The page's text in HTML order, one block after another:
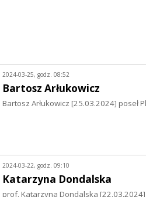
2024-03-25, godz. 08:52
Bartosz Arłukowicz
Bartosz Arłukowicz [25.03.2024] poseł
2024-03-22, godz. 09:10
Katarzyna Dondalska
prof. Katarzyna Dondalska